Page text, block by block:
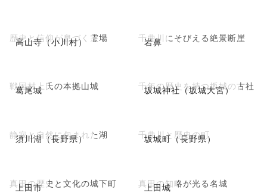
高山寺（小川村）
歴史と信仰が息づく霊場 岩鼻
千曲川にそびえる絶景断崖
葛尾城
戦国村上氏の本拠山城 坂城神社（坂城大宮）
千年の歴史を持つ坂城の古社
須川湖（長野県）
静寂と自然に包まれた湖 坂城町（長野県）
千曲川と歴史の町
上田市
真田の歴史と文化の城下町 上田城
真田の知略が光る名城